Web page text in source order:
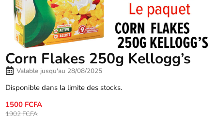
Corn Flakes 250g Kellogg’s
Valable jusqu'au 28/08/2025
Disponible dans la limite des stocks.
1500 FCFA
1902 FCFA